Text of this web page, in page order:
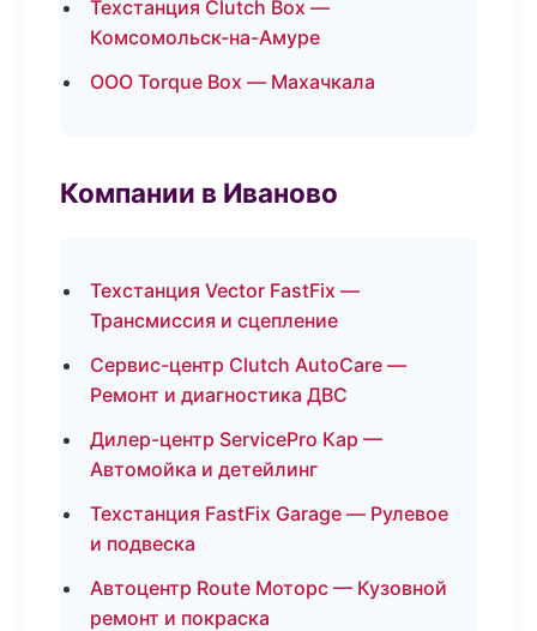
Техстанция Clutch Box —
Комсомольск-на-Амуре
ООО Torque Box — Махачкала
Компании в Иваново
Техстанция Vector FastFix —
Трансмиссия и сцепление
Сервис-центр Clutch AutoCare —
Ремонт и диагностика ДВС
Дилер-центр ServicePro Кар —
Автомойка и детейлинг
Техстанция FastFix Garage — Рулевое
и подвеска
Автоцентр Route Моторс — Кузовной
ремонт и покраска